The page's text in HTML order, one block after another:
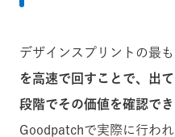
デザインスプリントの最
を高速で回すことで、出
段階でその価値を確認で
Goodpatchで実際に行わ